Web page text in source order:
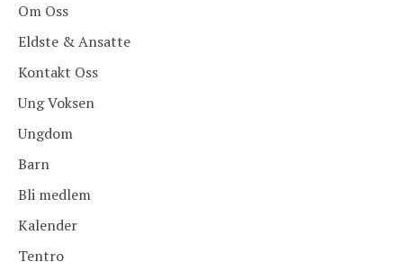
Om Oss
Eldste & Ansatte
Kontakt Oss
Ung Voksen
Ungdom
Barn
Bli medlem
Kalender
Tentro